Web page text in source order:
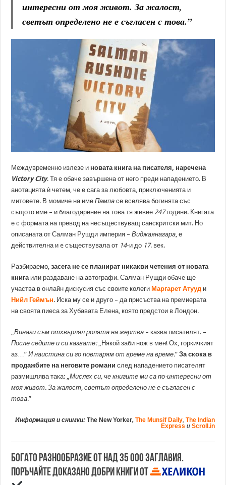
интересни от моя живот. За жалост,
светът определено не е съгласен с това.”
Междувременно излезе и новата книга на писателя, наречена
Victory City. Тя е обаче завършена от него преди нападението. В
анотацията ѝ четем, че е сага за любовта, приключенията и
митовете. В момиче на имеПампа се вселява богинята със
същото име – и благодарение на това тя живее 247години. Книгата
е с формата на превод на несъществуващ санскритски мит. Но
описаната от Салман Рушди империя –Виджаянагара , е
действителна и e съществувала от 14-и до 17. век.
Разбираемо,засега не се планират никакви четения от новата
книга или раздаване на автографи. Салман Рушди обаче ще
участва в онлайн дискусия със своите колегиМаргарет Атууд и
Нийл Геймън. Иска му се и друго – да присъства на премиерата
на своята пиеса за Хубавата Елена, която предстои в Лондон.
„Винаги съм отхвърлял ролята на жертва – казва писателят. –
После седите и си казвате:„Някой заби нож в мен! Ох, горкичкият
аз…”И наистина си го повтарям от време на време.”За скока в
продажбите на неговите романи след нападението писателят
размишлява така: „Мислех си, че книгите ми са по-интересни от
моя живот. За жалост, светът определено не е съгласен с
това.”
Информация и снимки: The New Yorker, The Munsif Daily, The Indian
Express и Scroll.in
Богато разнообразие от над 35 000 заглавия.
Поръчайте доказано добри книги от